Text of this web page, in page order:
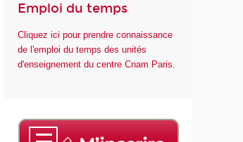
Emploi du temps
Cliquez ici pour prendre connaissance
de l'emploi du temps des unités
d'enseignement du centre Cnam Paris.